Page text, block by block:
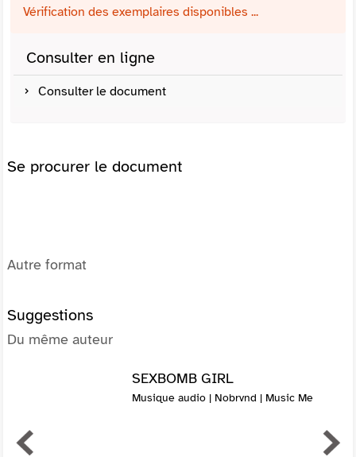
Vérification des exemplaires disponibles ...
Consulter en ligne
Consulter le document
Se procurer le document
Autre format
Suggestions
Du même auteur
SEXBOMB GIRL
Musique audio | Nobrvnd | Music Me